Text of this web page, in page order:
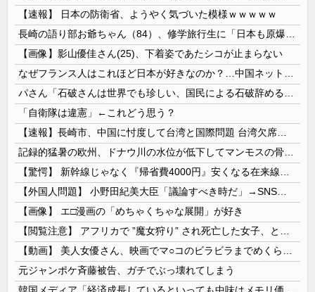
【速報】 日本の防衛省、ようやく気づいた模様ｗｗｗｗｗ
【画像】影山優佳さん(25)、下着姿であたシコが止まらない
「自衛隊は違憲」←これどう思う？
【画像】 エ□漫画の「めちゃくちゃな展開」が好き
元ジャンポケ斉藤被告、ガチでぶっ壊れてしまう